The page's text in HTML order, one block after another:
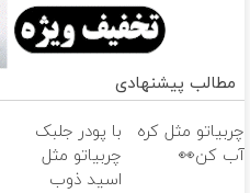
مطالب پیشنهادی
چربیاتو مثل کره
آب کن👀
با پودر جلبک
چربیاتو مثل
اسید ذوب